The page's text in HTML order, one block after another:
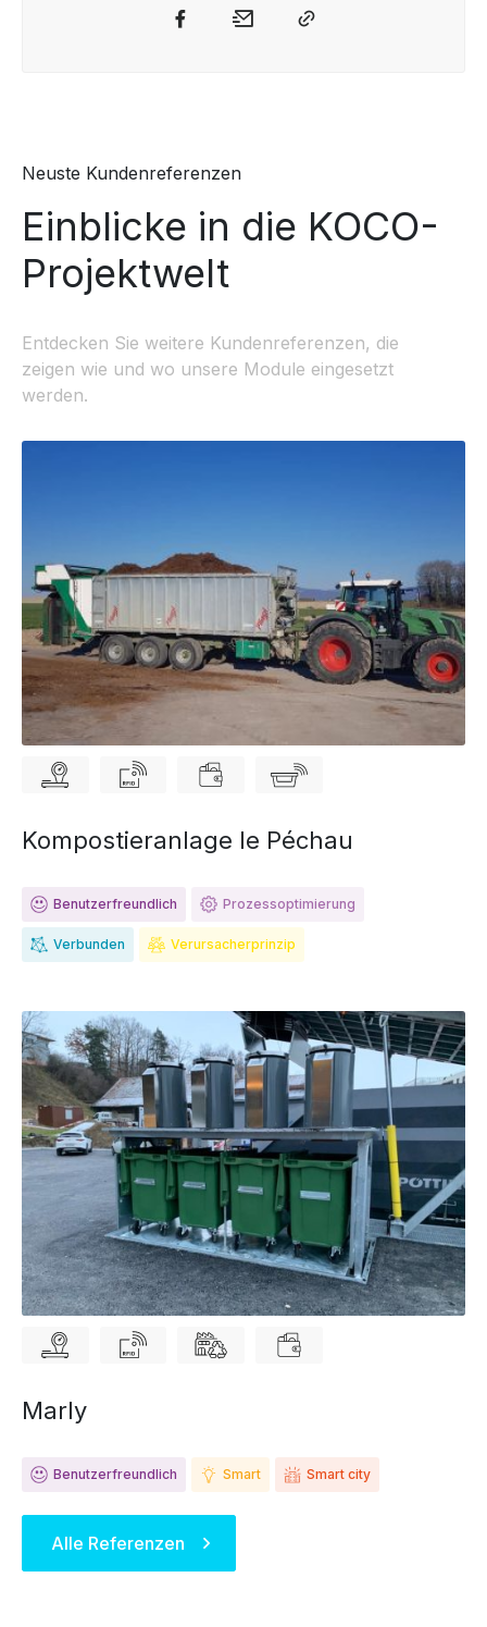
Neuste Kundenreferenzen
Einblicke in die KOCO-
Projektwelt
Entdecken Sie weitere Kundenreferenzen, die
zeigen wie und wo unsere Module eingesetzt
werden.
Kompostieranlage le Péchau
Benutzerfreundlich Prozessoptimierung
Verbunden Verursacherprinzip
Marly
Benutzerfreundlich Smart Smart city
Alle Referenzen